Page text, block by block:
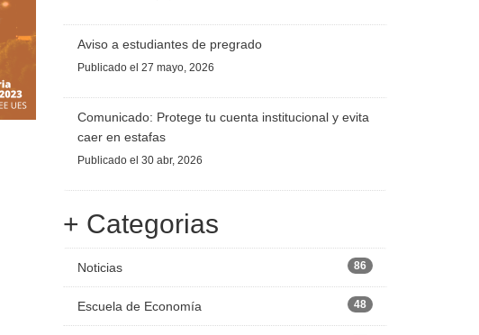
Aviso a estudiantes de pregrado
Publicado el 27 mayo, 2026
Comunicado: Protege tu cuenta institucional y evita
caer en estafas
Publicado el 30 abr, 2026
+ Categorias
Noticias 86
Escuela de Economía 48